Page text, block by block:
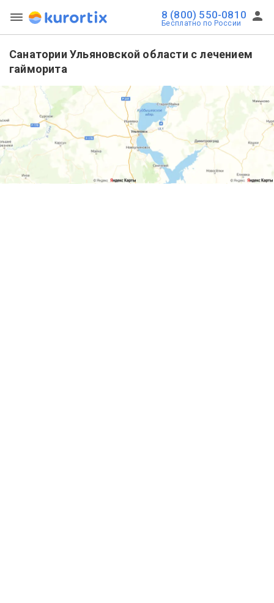
8 (800) 550-0810
Бесплатно по России
Санатории Ульяновской области с лечением
гайморита